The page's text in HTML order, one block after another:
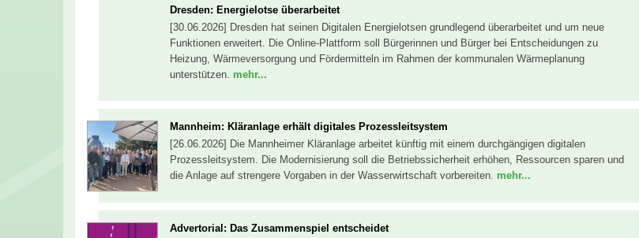
Dresden: Energielotse überarbeitet
[30.06.2026] Dresden hat seinen Digitalen Energielotsen grundlegend überarbeitet und um neue
Funktionen erweitert. Die Online-Plattform soll Bürgerinnen und Bürger bei Entscheidungen zu
Heizung, Wärmeversorgung und Fördermitteln im Rahmen der kommunalen Wärmeplanung
unterstützen. mehr...
Mannheim: Kläranlage erhält digitales Prozessleitsystem
[26.06.2026] Die Mannheimer Kläranlage arbeitet künftig mit einem durchgängigen digitalen
Prozessleitsystem. Die Modernisierung soll die Betriebssicherheit erhöhen, Ressourcen sparen und
die Anlage auf strengere Vorgaben in der Wasserwirtschaft vorbereiten. mehr...
Advertorial: Das Zusammenspiel entscheidet